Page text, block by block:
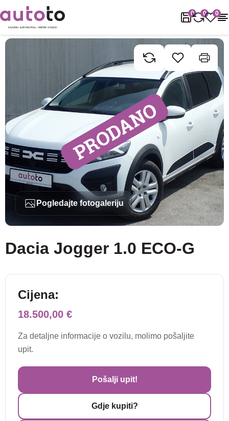
0 0 0
Naslovnica Rabljena vozila Dacia Jogger 1.0
Pogledajte fotogaleriju
Dacia Jogger 1.0 ECO-G
Cijena:
18.500,00 €
Za detaljne informacije o vozilu, molimo pošaljite
upit.
Pošalji upit!
Gdje kupiti?